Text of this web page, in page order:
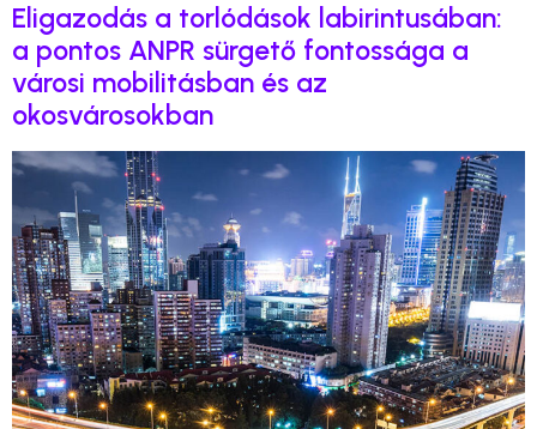
Eligazodás a torlódások labirintusában:
a pontos ANPR sürgető fontossága a
városi mobilitásban és az
okosvárosokban